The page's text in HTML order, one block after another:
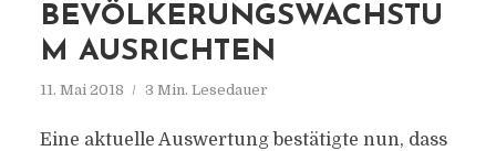
BEVÖLKERUNGSWACHSTU
M AUSRICHTEN
11. Mai 2018 3 Min. Lesedauer
Eine aktuelle Auswertung bestätigte nun, dass